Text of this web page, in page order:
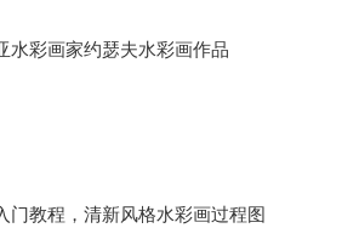
水彩画家约瑟夫水彩画作品
门教程，清新风格水彩画过程图